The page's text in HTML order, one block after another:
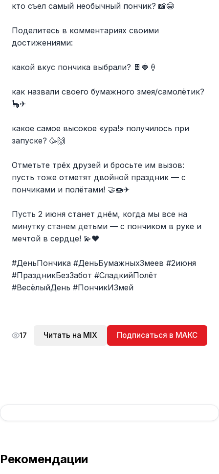
кто съел самый необычный пончик? 📸😂
Поделитесь в комментариях своими
достижениями:
какой вкус пончика выбрали? 🍫🍓🍦
как назвали своего бумажного змея/самолётик?
🦕✈
какое самое высокое «ура!» получилось при
запуске? 🥳🙌
Отметьте трёх друзей и бросьте им вызов:
пусть тоже отметят двойной праздник — с
пончиками и полётами! 🤝🍩✈
Пусть 2 июня станет днём, когда мы все на
минутку станем детьми — с пончиком в руке и
мечтой в сердце! 💫❤
#ДеньПончика #ДеньБумажныхЗмеев #2июня
#ПраздникБезЗабот #СладкийПолёт
#ВесёлыйДень #ПончикИЗмей
17 Читать на MIX Подписаться в МАКС
Рекомендации